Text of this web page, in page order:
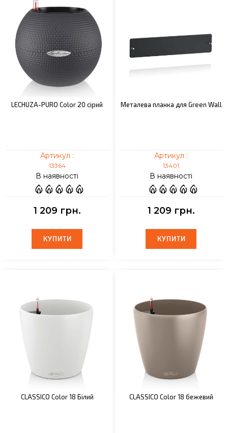
LECHUZA-PURO Color 20 сірий
Артикул :
13364
В наявності
1 209 грн.
КУПИТИ
КУПИТИ
Металева планка для Green Wall
Артикул :
13401
В наявності
1 209 грн.
КУПИТИ
КУПИТИ
CLASSICO Color 18 Білий CLASSICO Color 18 бежевий